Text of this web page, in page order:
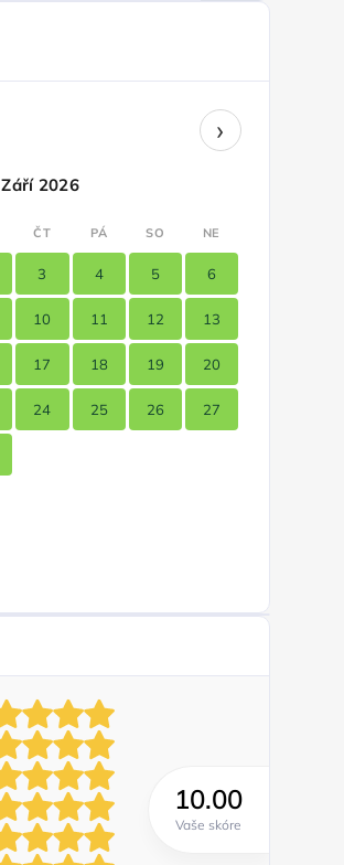
›
Září 2026
ČT PÁ SO NE
3 4 5 6
10 11 12 13
17 18 19 20
24 25 26 27
10.00
Vaše skóre